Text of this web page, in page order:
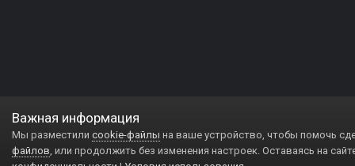
Важная информация
Мы разместили cookie-файлы на ваше устройство, чтобы помочь
файлов, или продолжить без изменения настроек. Оставаясь на